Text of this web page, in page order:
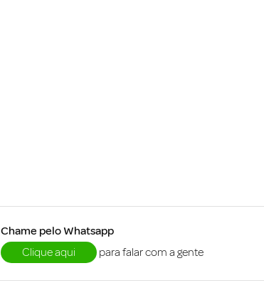
Chame pelo Whatsapp
Clique aqui
para falar com a gente